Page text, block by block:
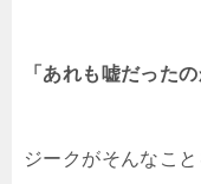
「あれも嘘だったの
ジークがそんなこと